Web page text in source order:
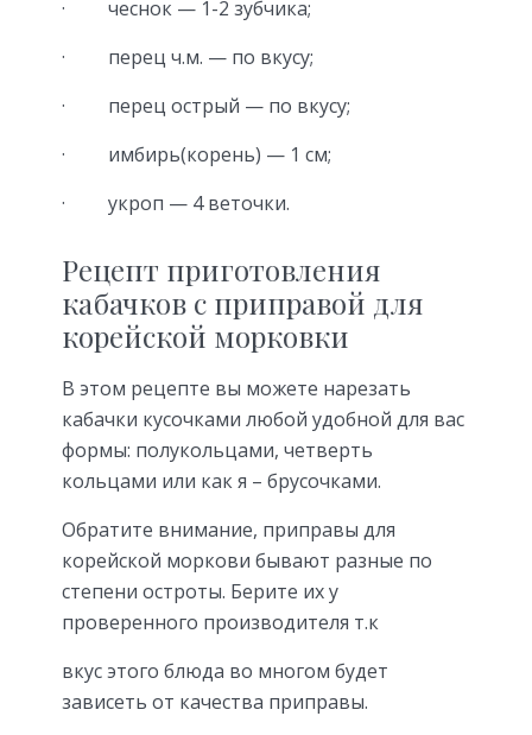
· чеснок — 1-2 зубчика;
· перец ч.м. — по вкусу;
· перец острый — по вкусу;
· имбирь(корень) — 1 см;
· укроп — 4 веточки.
Рецепт приготовления
кабачков с приправой для
корейской морковки
В этом рецепте вы можете нарезать
кабачки кусочками любой удобной для вас
формы: полукольцами, четверть
кольцами или как я – брусочками.
Обратите внимание, приправы для
корейской моркови бывают разные по
степени остроты. Берите их у
проверенного производителя т.к
вкус этого блюда во многом будет
зависеть от качества приправы.